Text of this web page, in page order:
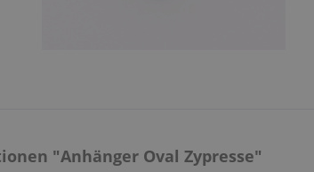
"Anhänger Oval Zypresse"